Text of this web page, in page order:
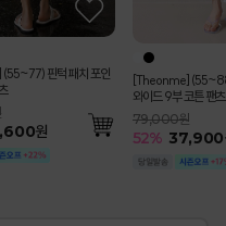
핀턱 패치 포인
원
[Theonme]
와이드 9부 코튼 팬츠
79,000원
52% 37,900